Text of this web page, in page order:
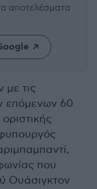
αποτελέσματα
τις
επόμενων 60
που
Ουάσιγκτον